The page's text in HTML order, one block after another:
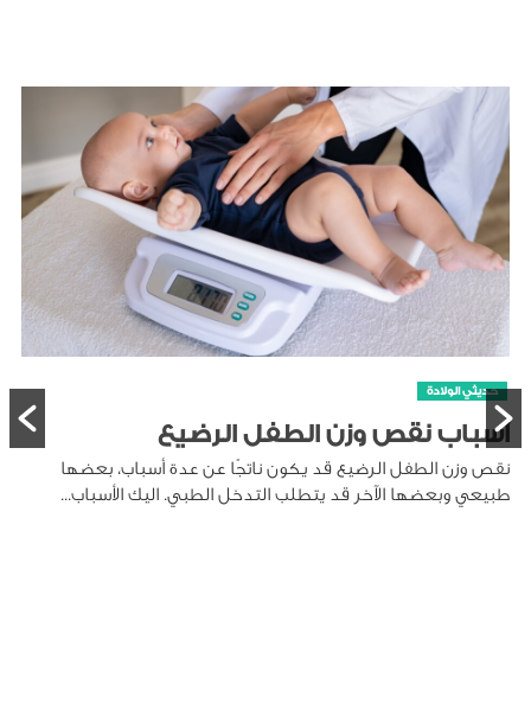
حديثي الولادة
أسباب نقص وزن الطفل الرضيع
نقص وزن الطفل الرضيع قد يكون ناتجًا عن عدة أسباب، بعضها
طبيعي وبعضها الآخر قد يتطلب التدخل الطبي. اليك الأسباب...